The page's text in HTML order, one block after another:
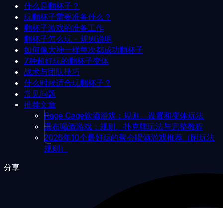
什么是翻杯子？
玩翻杯子需要准备什么？
翻杯子游戏的准备工作
翻杯子怎么玩 - 规则说明
如何像大神一样每次都成功翻杯子
7种超好玩的翻杯子变体
战术与团队技巧
什么时候适合玩翻杯子？
常见问题
推荐文章
Rage Cage饮酒游戏：规则、设置和变体玩法
瀑布喝酒游戏：规则、扑克牌玩法与完整教程
2026年10个最好玩的聚会喝酒游戏推荐（附玩法
规则）
分享